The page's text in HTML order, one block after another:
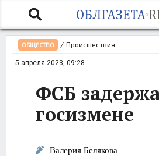
ОБЩЕСТВО / Происшествия
5 апреля 2023, 09:28
ФСБ
госизмене
Валерия Белякова